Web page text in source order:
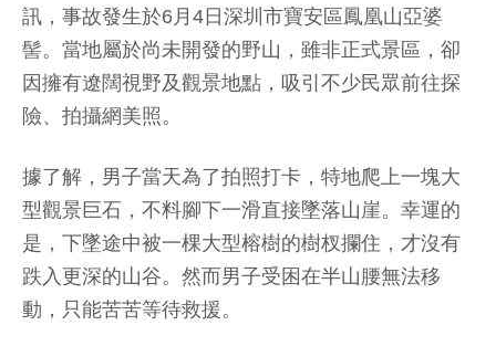
訊，事故發生於6月4日深圳市寶安區鳳凰山亞婆
髻。當地屬於尚未開發的野山，雖非正式景區，卻
因擁有遼闊視野及觀景地點，吸引不少民眾前往探
險、拍攝網美照。
據了解，男子當天為了拍照打卡，特地爬上一塊大
型觀景巨石，不料腳下一滑直接墜落山崖。幸運的
是，下墜途中被一棵大型榕樹的樹杈攔住，才沒有
跌入更深的山谷。然而男子受困在半山腰無法移
動，只能苦苦等待救援。